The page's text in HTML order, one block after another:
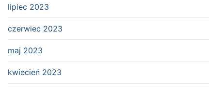
lipiec 2023
czerwiec 2023
maj 2023
kwiecień 2023